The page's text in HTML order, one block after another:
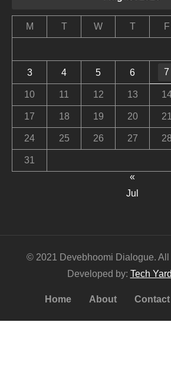
M T W T F
3 4 5 6 7
10 11 12 13
17 18 19 20 21
24 25 26 27 28
31
«
Jul
© 2021 Devebhoomi Dialogue. All
Developed by: Tech
Home About Contact